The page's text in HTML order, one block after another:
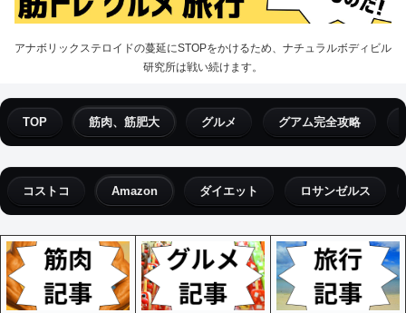
アナボリックステロイドの蔓延にSTOPをかけるため、ナチュラルボディビル
研究所は戦い続けます。
TOP 筋肉、筋肥大 グルメ グアム完全攻略
コストコ Amazon ダイエット ロサンゼルス